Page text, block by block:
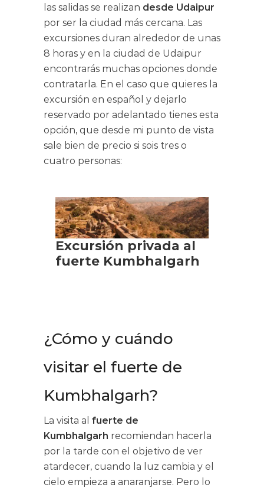
las salidas se realizan desde Udaipur
por ser la ciudad más cercana. Las
excursiones duran alrededor de unas
8 horas y en la ciudad de Udaipur
encontrarás muchas opciones donde
contratarla. En el caso que quieres la
excursión en español y dejarlo
reservado por adelantado tienes esta
opción, que desde mi punto de vista
sale bien de precio si sois tres o
cuatro personas:
¿Cómo y cuándo
visitar el fuerte de
Kumbhalgarh?
La visita al fuerte de
Kumbhalgarh recomiendan hacerla
por la tarde con el objetivo de ver
atardecer, cuando la luz cambia y el
cielo empieza a anaranjarse. Pero lo